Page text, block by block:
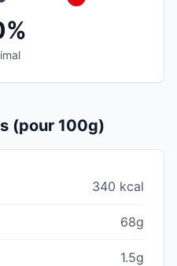
(pour 100g)
340 kcal
68g
1.5g